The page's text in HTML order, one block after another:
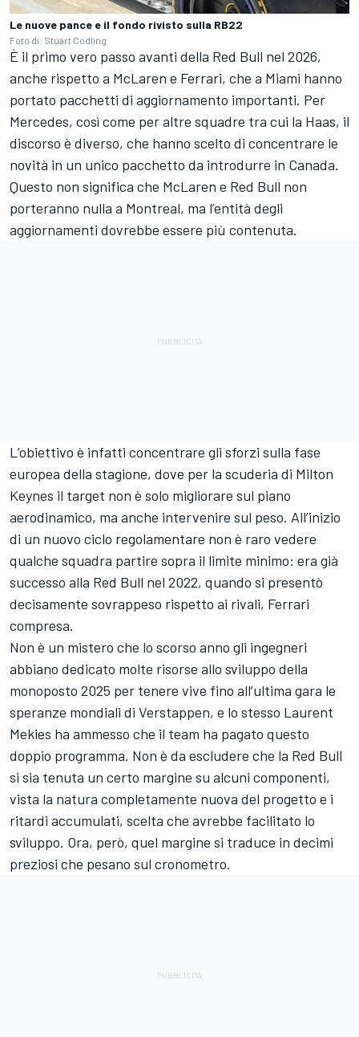
Le nuove pance e il fondo rivisto sulla RB22
Foto di: Stuart Codling
È il primo vero passo avanti della Red Bull nel 2026,
anche rispetto a McLaren e Ferrari, che a Miami hanno
portato pacchetti di aggiornamento importanti. Per
Mercedes, così come per altre squadre tra cui la Haas, il
discorso è diverso, che hanno scelto di concentrare le
novità in un unico pacchetto da introdurre in Canada.
Questo non significa che McLaren e Red Bull non
porteranno nulla a Montreal, ma l’entità degli
aggiornamenti dovrebbe essere più contenuta.
L’obiettivo è infatti concentrare gli sforzi sulla fase
europea della stagione, dove per la scuderia di Milton
Keynes il target non è solo migliorare sul piano
aerodinamico, ma anche intervenire sul peso. All’inizio
di un nuovo ciclo regolamentare non è raro vedere
qualche squadra partire sopra il limite minimo: era già
successo alla Red Bull nel 2022, quando si presentò
decisamente sovrappeso rispetto ai rivali, Ferrari
compresa.
Non è un mistero che lo scorso anno gli ingegneri
abbiano dedicato molte risorse allo sviluppo della
monoposto 2025 per tenere vive fino all’ultima gara le
speranze mondiali di Verstappen, e lo stesso Laurent
Mekies ha ammesso che il team ha pagato questo
doppio programma. Non è da escludere che la Red Bull
si sia tenuta un certo margine su alcuni componenti,
vista la natura completamente nuova del progetto e i
ritardi accumulati, scelta che avrebbe facilitato lo
sviluppo. Ora, però, quel margine si traduce in decimi
preziosi che pesano sul cronometro.